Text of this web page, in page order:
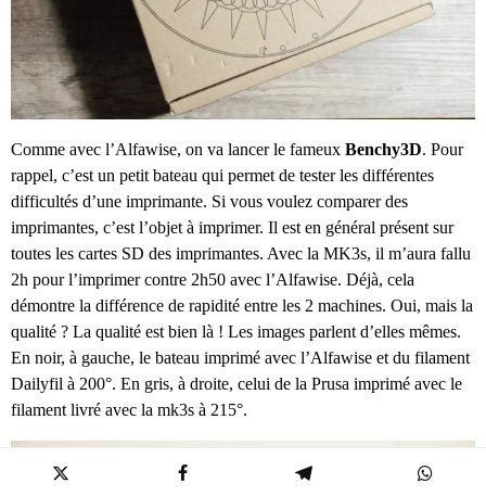
Comme avec l’Alfawise, on va lancer le fameux Benchy3D. Pour
rappel, c’est un petit bateau qui permet de tester les différentes
difficultés d’une imprimante. Si vous voulez comparer des
imprimantes, c’est l’objet à imprimer. Il est en général présent sur
toutes les cartes SD des imprimantes. Avec la MK3s, il m’aura fallu
2h pour l’imprimer contre 2h50 avec l’Alfawise. Déjà, cela
démontre la différence de rapidité entre les 2 machines. Oui, mais la
qualité ? La qualité est bien là ! Les images parlent d’elles mêmes.
En noir, à gauche, le bateau imprimé avec l’Alfawise et du filament
Dailyfil à 200°. En gris, à droite, celui de la Prusa imprimé avec le
filament livré avec la mk3s à 215°.